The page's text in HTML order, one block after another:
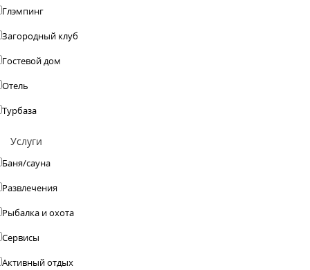
Глэмпинг
Загородный клуб
Гостевой дом
Отель
Турбаза
Услуги
Баня/сауна
Развлечения
Рыбалка и охота
Сервисы
Активный отдых